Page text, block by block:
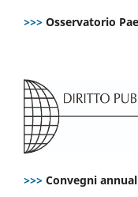
>>> Osservatorio
>>> Convegni